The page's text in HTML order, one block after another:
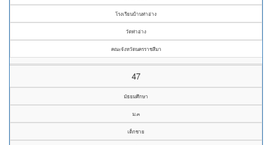
โรงเรียนบ้านท่าอ่าง
วัดท่าอ่าง
คณะจังหวัดนครราชสีมา
47
มัธยมศึกษา
ม.๓
เด็กชาย